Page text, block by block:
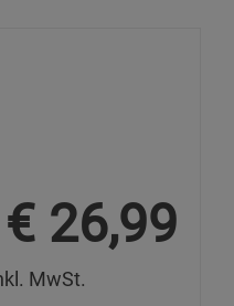
€ 26,99
MwSt.